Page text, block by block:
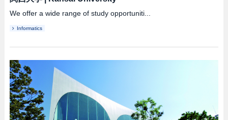
We offer a wide range of study opportuniti...
Informatics